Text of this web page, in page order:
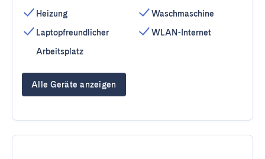
Heizung
Laptopfreundlicher
Arbeitsplatz
Waschmaschine
WLAN-Internet
Alle Geräte anzeigen